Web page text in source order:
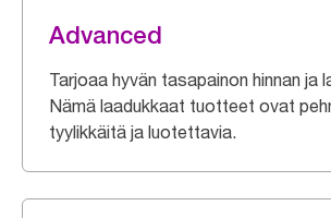
Advanced
Tarjoaa hyvän tasapainon hinnan ja
Nämä laadukkaat tuotteet ovat
tyylikkäitä ja luotettavia.